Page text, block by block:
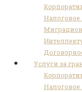
Налоговое
Услуги за
Налоговое